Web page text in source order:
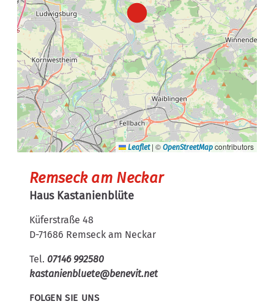
Leaflet | © OpenStreetMap contributors
Remseck am Neckar
Haus Kastanienblüte
Küferstraße 48
D-71686 Remseck am Neckar
Tel. 07146 992580
kastanienbluete@benevit.net
FOLGEN SIE UNS